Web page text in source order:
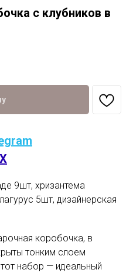
с клубников в
9шт, хризантема
5шт, дизайнерская
коробочка, в
тонким слоем
набор — идеальный